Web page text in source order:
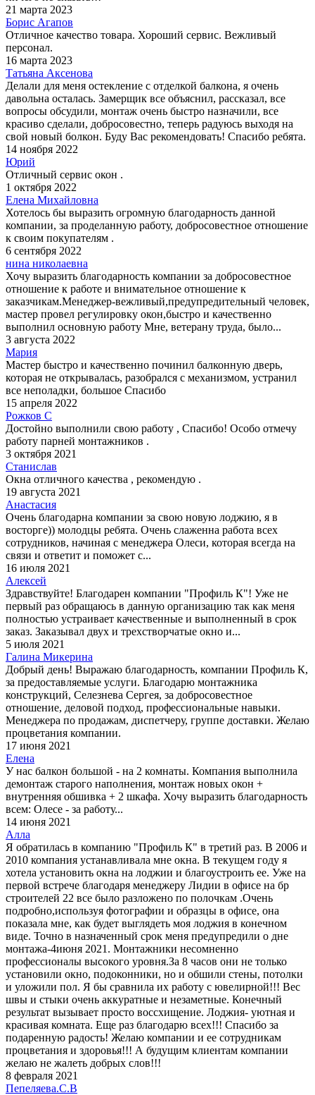
21 марта 2023
Борис Агапов
Отличное качество товара. Хороший сервис. Вежливый
персонал.
16 марта 2023
Татьяна Аксенова
Делали для меня остекление с отделкой балкона, я очень
давольна осталась. Замерщик все объяснил, рассказал, все
вопросы обсудили, монтаж очень быстро назначили, все
красиво сделали, добросовестно, теперь радуюсь выходя на
свой новый болкон. Буду Вас рекомендовать! Спасибо ребята.
14 ноября 2022
Юрий
Отличный сервис окон .
1 октября 2022
Елена Михайловна
Хотелось бы выразить огромную благодарность данной
компании, за проделанную работу, добросовестное отношение
к своим покупателям .
6 сентября 2022
нина николаевна
Хочу выразить благодарность компании за добросовестное
отношение к работе и внимательное отношение к
заказчикам.Менеджер-вежливый,предупредительный человек,
мастер провел регулировку окон,быстро и качественно
выполнил основную работу Мне, ветерану труда, было...
3 августа 2022
Мария
Мастер быстро и качественно починил балконную дверь,
которая не открывалась, разобрался с механизмом, устранил
все неполадки, большое Спасибо
15 апреля 2022
Рожков С
Достойно выполнили свою работу , Спасибо! Особо отмечу
работу парней монтажников .
3 октября 2021
Станислав
Окна отличного качества , рекомендую .
19 августа 2021
Анастасия
Очень благодарна компании за свою новую лоджию, я в
восторге)) молодцы ребята. Очень слаженна работа всех
сотрудников, начиная с менеджера Олеси, которая всегда на
связи и ответит и поможет с...
16 июля 2021
Алексей
Здравствуйте! Благодарен компании "Профиль К"! Уже не
первый раз обращаюсь в данную организацию так как меня
полностью устраивает качественные и выполненный в срок
заказ. Заказывал двух и трехстворчатые окно и...
5 июля 2021
Галина Микерина
Добрый день! Выражаю благодарность, компании Профиль К,
за предоставляемые услуги. Благодарю монтажника
конструкций, Селезнева Сергея, за добросовестное
отношение, деловой подход, профессиональные навыки.
Менеджера по продажам, диспетчеру, группе доставки. Желаю
процветания компании.
17 июня 2021
Елена
У нас балкон большой - на 2 комнаты. Компания выполнила
демонтаж старого наполнения, монтаж новых окон +
внутренняя обшивка + 2 шкафа. Хочу выразить благодарность
всем: Олесе - за работу...
14 июня 2021
Алла
Я обратилась в компанию "Профиль К" в третий раз. В 2006 и
2010 компания устанавливала мне окна. В текущем году я
хотела установить окна на лоджии и благоустроить ее. Уже на
первой встрече благодаря менеджеру Лидии в офисе на бр
строителей 22 все было разложено по полочкам .Очень
подробно,используя фотографии и образцы в офисе, она
показала мне, как будет выглядеть моя лоджия в конечном
виде. Точно в назначенный срок меня предупредили о дне
монтажа-4июня 2021. Монтажники несомненно
профессионалы высокого уровня.За 8 часов они не только
установили окно, подоконники, но и обшили стены, потолки
и уложили пол. Я бы сравнила их работу с ювелирной!!! Вес
швы и стыки очень аккуратные и незаметные. Конечный
результат вызывает просто воссхищение. Лоджия- уютная и
красивая комната. Еще раз благодарю всех!!! Спасибо за
подаренную радость! Желаю компании и ее сотрудникам
процветания и здоровья!!! А будущим клиентам компании
желаю не жалеть добрых слов!!!
8 февраля 2021
Пепеляева.С.В